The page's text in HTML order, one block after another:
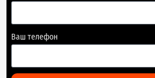
Ваш телефон